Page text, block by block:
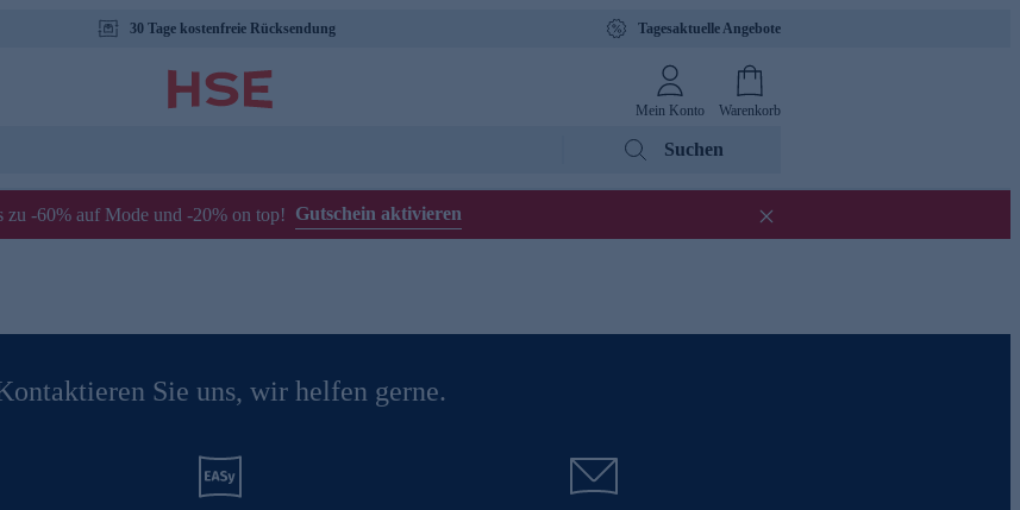
30 Tage kostenfreie Rücksendung Tagesaktuelle Angebote
Mein Konto Warenkorb
Suchen
zu -60% auf Mode und -20% on top! Gutschein aktivieren
Sie uns, wir helfen gerne.